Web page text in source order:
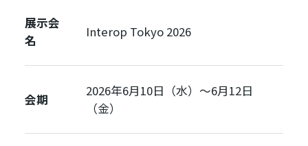
展示会
名
Interop Tokyo 2026
会期
2026年6月10日（水）〜6月12日
（金）